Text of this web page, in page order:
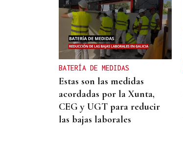
BATERÍA DE MEDIDAS
Estas son las medidas
acordadas por la Xunta,
CEG y UGT para reducir
las bajas laborales